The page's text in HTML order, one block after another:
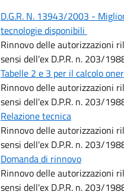
D.G.R. N. 13943/2003 -
tecnologie disponibili
Rinnovo delle autorizzazioni
sensi dell'ex D.P.R. n. 203/
Tabelle 2 e 3 per il calcolo
Rinnovo delle autorizzazioni
sensi dell'ex D.P.R. n. 203/
Relazione tecnica
Rinnovo delle autorizzazioni
sensi dell'ex D.P.R. n. 203/
Domanda di rinnovo
Rinnovo delle autorizzazioni
sensi dell'ex D.P.R. n. 203/